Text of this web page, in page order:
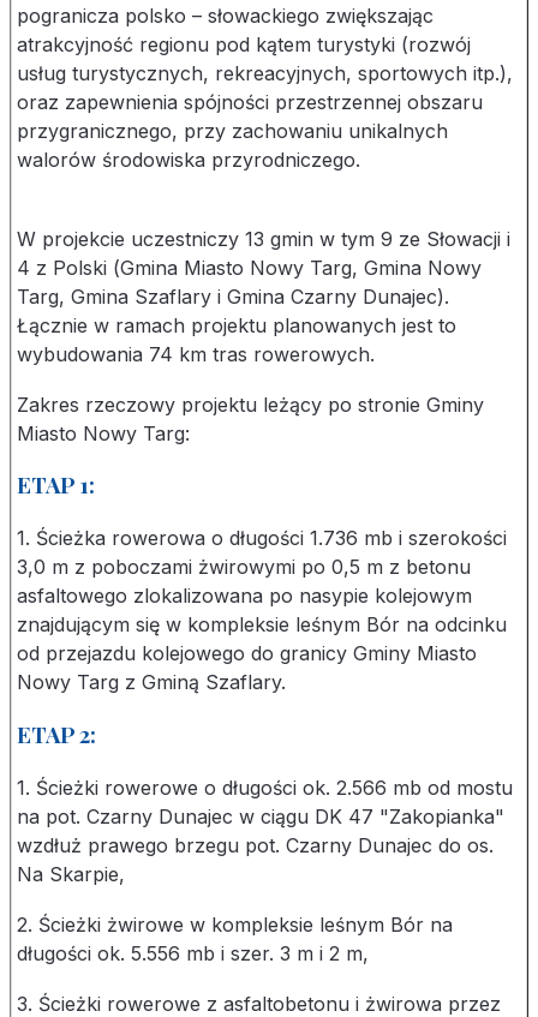
pogranicza polsko – słowackiego zwiększając
atrakcyjność regionu pod kątem turystyki (rozwój
usług turystycznych, rekreacyjnych, sportowych itp.),
oraz zapewnienia spójności przestrzennej obszaru
przygranicznego, przy zachowaniu unikalnych
walorów środowiska przyrodniczego.
W projekcie uczestniczy 13 gmin w tym 9 ze Słowacji i
4 z Polski (Gmina Miasto Nowy Targ, Gmina Nowy
Targ, Gmina Szaflary i Gmina Czarny Dunajec).
Łącznie w ramach projektu planowanych jest to
wybudowania 74 km tras rowerowych.
Zakres rzeczowy projektu leżący po stronie Gminy
Miasto Nowy Targ:
ETAP 1:
1. Ścieżka rowerowa o długości 1.736 mb i szerokości
3,0 m z poboczami żwirowymi po 0,5 m z betonu
asfaltowego zlokalizowana po nasypie kolejowym
znajdującym się w kompleksie leśnym Bór na odcinku
od przejazdu kolejowego do granicy Gminy Miasto
Nowy Targ z Gminą Szaflary.
ETAP 2:
1. Ścieżki rowerowe o długości ok. 2.566 mb od mostu
na pot. Czarny Dunajec w ciągu DK 47 "Zakopianka"
wzdłuż prawego brzegu pot. Czarny Dunajec do os.
Na Skarpie,
2. Ścieżki żwirowe w kompleksie leśnym Bór na
długości ok. 5.556 mb i szer. 3 m i 2 m,
3. Ścieżki rowerowe z asfaltobetonu i żwirowa przez